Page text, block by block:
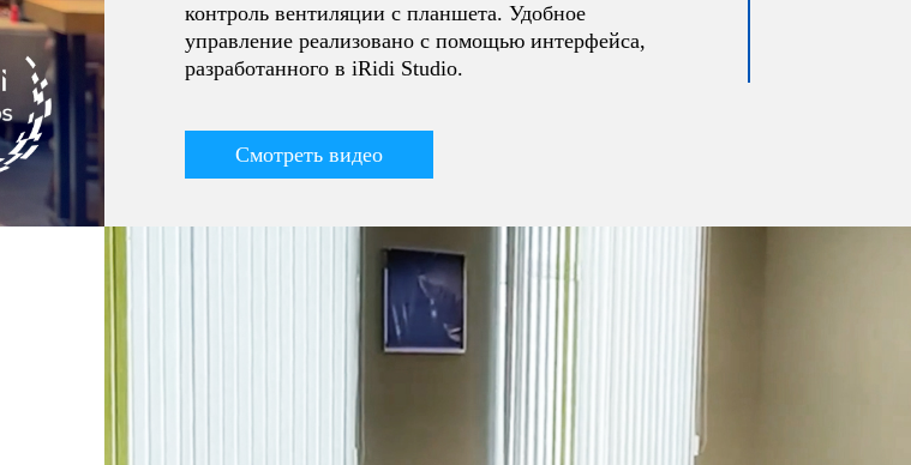
контроль вентиляции с планшета. Удобное
управление реализовано с помощью интерфейса,
разработанного в iRidi Studio.
Смотреть видео